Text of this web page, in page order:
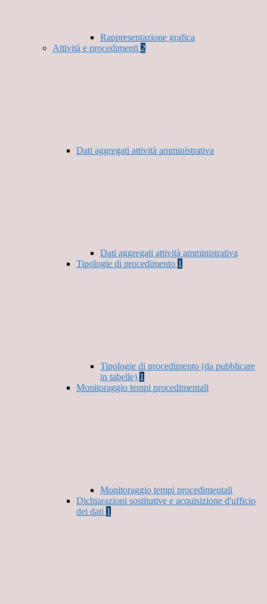
Rappresentazione grafica
Attività e procedimenti 2
Dati aggregati attività amministrativa
Dati aggregati attività amministrativa
Tipologie di procedimento 1
Tipologie di procedimento (da pubblicare
in tabelle) 1
Monitoraggio tempi procedimentali
Monitoraggio tempi procedimentali
Dichiarazioni sostitutive e acquisizione d'ufficio
dei dati 1